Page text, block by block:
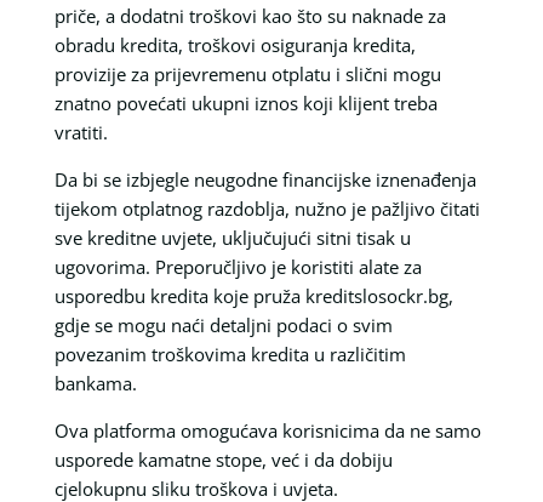
priče, a dodatni troškovi kao što su naknade za
obradu kredita, troškovi osiguranja kredita,
provizije za prijevremenu otplatu i slični mogu
znatno povećati ukupni iznos koji klijent treba
vratiti.
Da bi se izbjegle neugodne financijske iznenađenja
tijekom otplatnog razdoblja, nužno je pažljivo čitati
sve kreditne uvjete, uključujući sitni tisak u
ugovorima. Preporučljivo je koristiti alate za
usporedbu kredita koje pruža kreditslosockr.bg,
gdje se mogu naći detaljni podaci o svim
povezanim troškovima kredita u različitim
bankama.
Ova platforma omogućava korisnicima da ne samo
usporede kamatne stope, već i da dobiju
cjelokupnu sliku troškova i uvjeta.